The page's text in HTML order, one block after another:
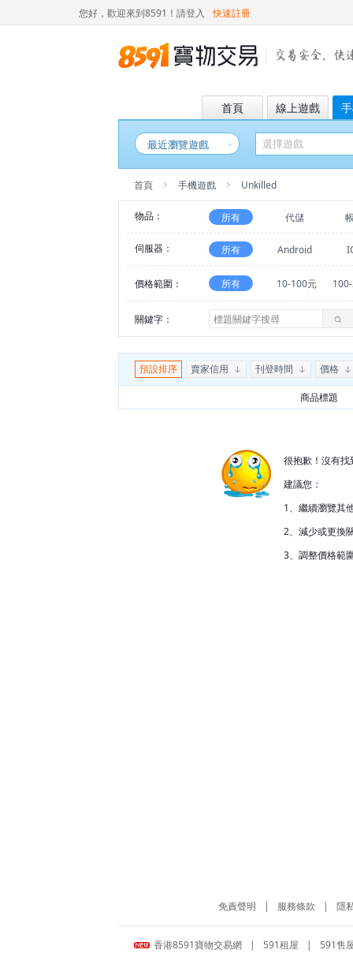
您好，歡迎來到8591！ 請登入 快速註冊
首頁 線上遊戲
最近瀏覽遊戲
首頁 手機遊戲 Unkilled
物品： 所有 代儲
伺服器： 所有 Android
價格範圍： 所有 10-100元
關鍵字：
預設排序 賣家信用 刊登時間 價格
商品標題
很抱歉！沒有
建議您：
1、繼續瀏覽其
2、減少或更換
3、調整價格範
免責聲明 | 服務條款 | 隱
香港8591寶物交易網 | 591租屋 | 591售